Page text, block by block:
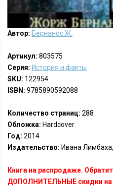
Автор: Бернанос Ж.
Артикул: 803575
Серия: История и факты
SKU: 122954
ISBN: 9785890592088
Количество страниц: 288
Обложка: Hardcover
Год: 2014
Издательство: Ивана
Книга на распродаже.
ДОПОЛНИТЕЛЬНЫЕ скидки на